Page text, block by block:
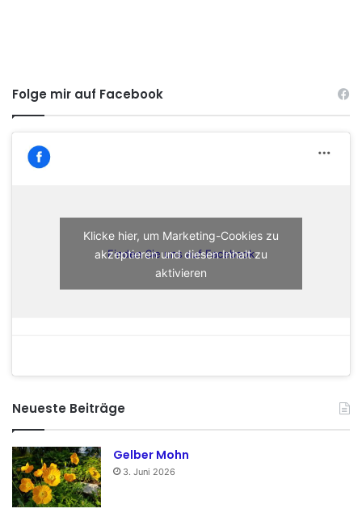
Folge mir auf Facebook
Finden Sie uns auf Facebook
Klicke hier, um Marketing-Cookies zu
akzeptieren und diesen Inhalt zu
aktivieren
Neueste Beiträge
Gelber Mohn
3. Juni 2026